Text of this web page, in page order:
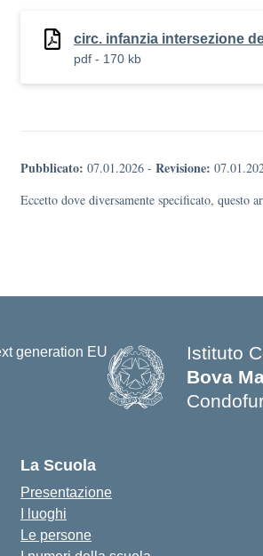
circ. infanzia intersezione
pdf - 170 kb
Pubblicato: 07.01.2026 - Revisione:
Eccetto dove diversamente specificato,
Istituto
Bova
La Scuola
Presentazione
I luoghi
Le persone